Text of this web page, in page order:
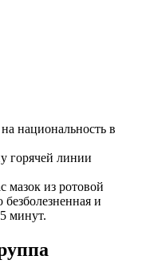
национальность в
горячей линии
мазок из ротовой
и
минут.